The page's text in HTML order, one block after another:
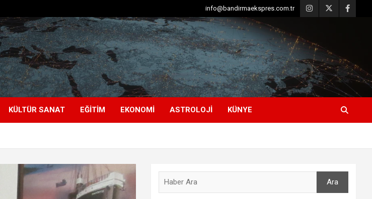
info@bandirmaekspres.com.tr
KÜLTÜR SANAT EĞITIM EKONOMI ASTROLOJI KÜNYE
Ara